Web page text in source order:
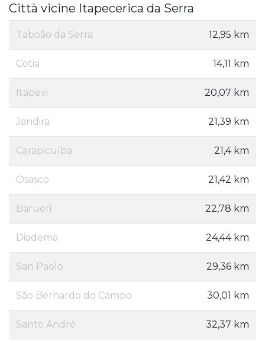
Città vicine Itapecerica da Serra
Taboão da Serra 12,95 km
Cotia 14,11 km
Itapevi 20,07 km
Jandira 21,39 km
Carapicuíba 21,4 km
Osasco 21,42 km
Barueri 22,78 km
Diadema 24,44 km
San Paolo 29,36 km
São Bernardo do Campo 30,01 km
Santo André 32,37 km